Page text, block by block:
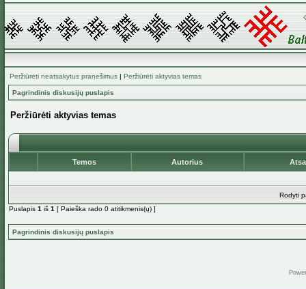
Peržiūrėti neatsakytus pranešimus | Peržiūrėti aktyvias temas
Pagrindinis diskusijų puslapis
Peržiūrėti aktyvias temas
Temos Autorius
Rodyti
Puslapis 1 iš 1 [ Paieška rado 0 atitikmenis(ų) ]
Pagrindinis diskusijų puslapis